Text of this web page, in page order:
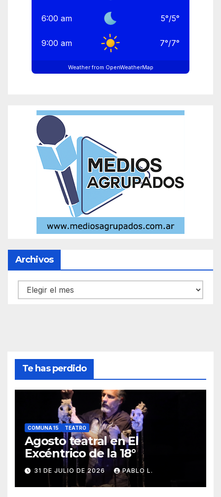
6:00 am 5°/5°
9:00 am 7°/7°
Weather from OpenWeatherMap
Archivos
Archivos
Te has perdido
COMUNA 15 TEATRO
Agosto teatral en El
Excéntrico de la 18°
31 DE JULIO DE 2026 PABLO L.